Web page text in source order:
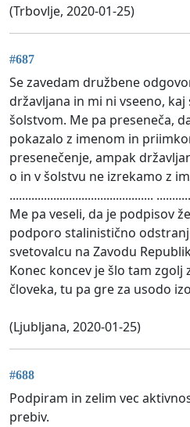
(Trbovlje, 2020-01-25)
#687
Se zavedam družbene
državljana in mi ni vseeno,
šolstvom. Me pa preseneča,
pokazalo z imenom in
presenečenje, ampak
o in v šolstvu ne izrekamo z
..............................................
Me pa veseli, da je podpisov
podporo stalinistično
svetovalcu na Zavodu
Konec koncev je šlo tam zgolj
človeka, tu pa gre za usodo
(Ljubljana, 2020-01-25)
#688
Podpiram in zelim vec
prebiv.